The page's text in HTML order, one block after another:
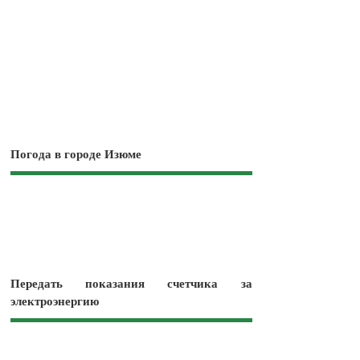
Погода в городе Изюме
Передать показания счетчика за
электроэнергию